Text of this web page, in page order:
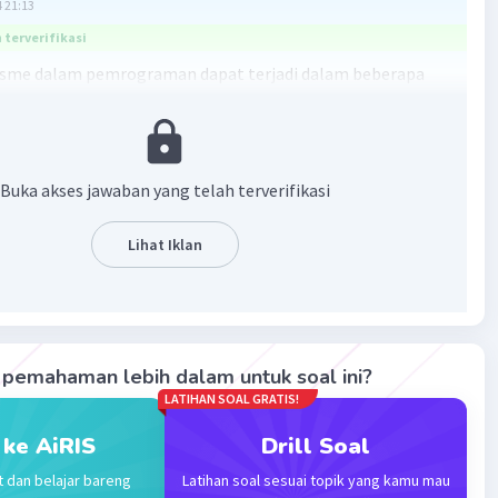
21:13
terverifikasi
dalam pemrograman dapat terjadi dalam beberapa
bahasa pemrograman Java:
Compile-Time (Static):
konsep overloading di mana nama fungsi yang sama
tetapi dengan parameter yang berbeda.
{ int add(int a, int b) { return a + b; } double
a, double b) { return a + b; } } public class
{ public static void main(String[] args) {
Buka akses jawaban yang telah terverifikasi
Lihat Iklan
lebih dalam untuk soal ini?
AiRIS
dan belajar bareng
LATIHAN SOAL GRATIS!
Drill Soal
Latihan soal sesuai topik yang kamu mau